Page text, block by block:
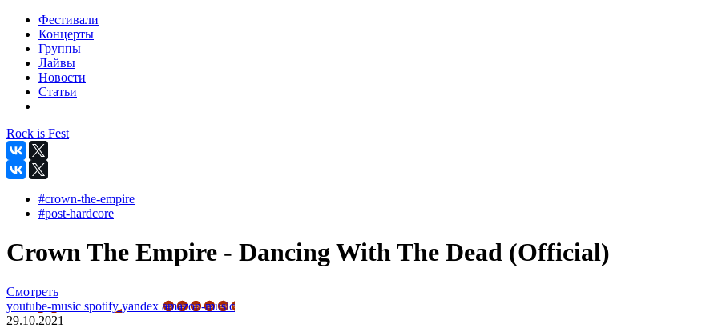
Фестивали
Концерты
Группы
Лайвы
Новости
Статьи
Rock is Fest
#crown-the-empire
#post-hardcore
Crown The Empire - Dancing With The Dead (Official)
Смотреть
youtube-music spotifyyandex amazon-music
29.10.2021